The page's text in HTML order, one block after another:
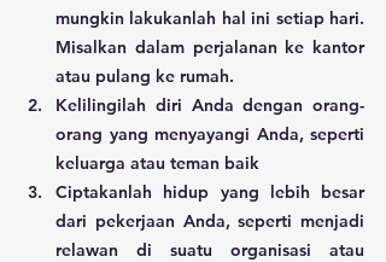
mungkin lakukanlah hal ini setiap hari.
Misalkan dalam perjalanan ke kantor
atau pulang ke rumah.
Kelilingilah diri Anda dengan orang-
orang yang menyayangi Anda, seperti
keluarga atau teman baik
Ciptakanlah hidup yang lebih besar
dari pekerjaan Anda, seperti menjadi
relawan di suatu organisasi atau